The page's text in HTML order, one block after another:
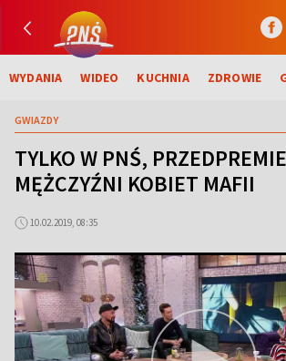
WYDANIA WIDEO KUCHNIA ZDROWIE
GWIAZDY
TYLKO W PNŚ,
MĘŻCZYŹNI KOBIET MAFII
10.02.2019, 08:35